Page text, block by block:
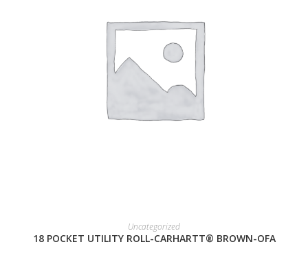
ADD TO CART
Uncategorized
18 POCKET UTILITY ROLL-CARHARTT® BROWN-OFA